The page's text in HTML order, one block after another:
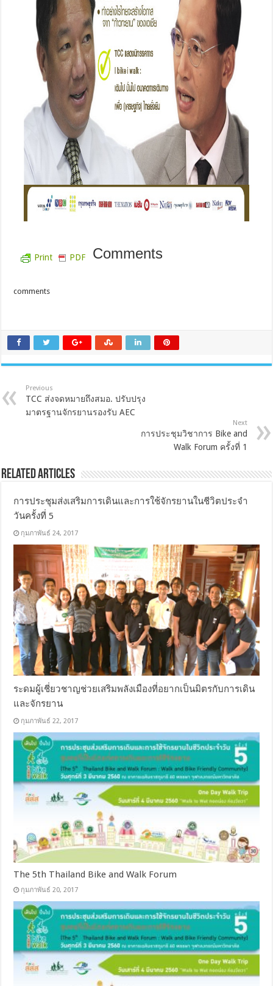
Print PDF Comments
comments
Previous
TCC ส่งจดหมายถึงสมอ. ปรับปรุง
มาตรฐานจักรยานรองรับ AEC
Next
การประชุมวิชาการ Bike and
Walk Forum ครั้งที่ 1
Related Articles
การประชุมส่งเสริมการเดินและการใช้จักรยานในชีวิตประจำ
วันครั้งที่ 5
กุมภาพันธ์ 24, 2017
ระดมผู้เชี่ยวชาญช่วยเสริมพลังเมืองที่อยากเป็นมิตรกับการเดิน
และจักรยาน
กุมภาพันธ์ 22, 2017
The 5th Thailand Bike and Walk Forum
กุมภาพันธ์ 20, 2017